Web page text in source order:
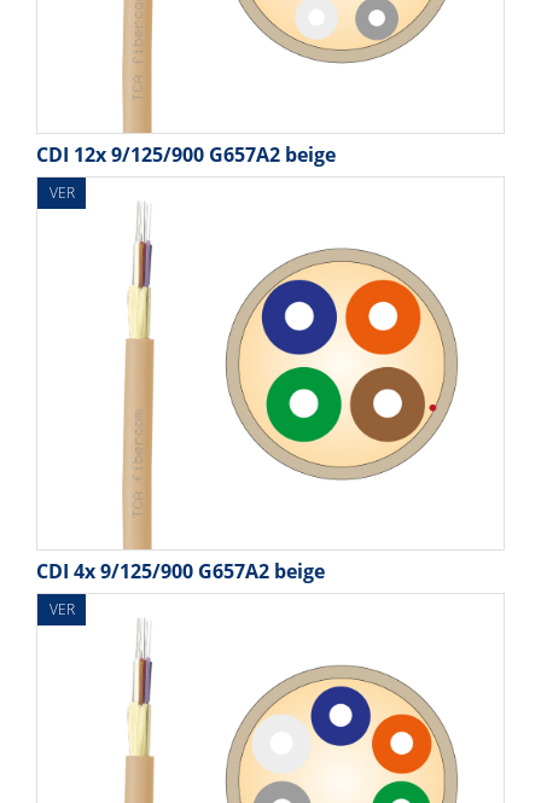
CDI 12x 9/125/900 G657A2 beige
VER
CDI 4x 9/125/900 G657A2 beige
VER